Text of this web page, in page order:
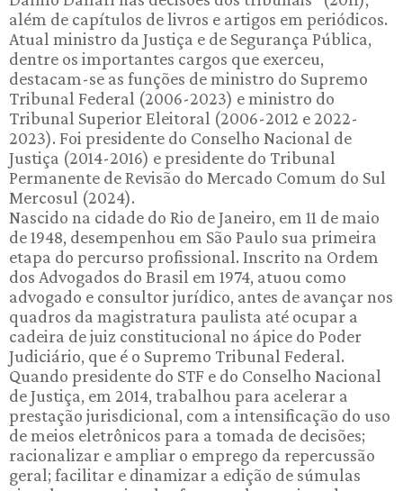
além de capítulos de livros e artigos em periódicos.
Atual ministro da Justiça e de Segurança Pública,
dentre os importantes cargos que exerceu,
destacam-se as funções de ministro do Supremo
Tribunal Federal (2006-2023) e ministro do
Tribunal Superior Eleitoral (2006-2012 e 2022-
2023). Foi presidente do Conselho Nacional de
Justiça (2014-2016) e presidente do Tribunal
Permanente de Revisão do Mercado Comum do Sul
Mercosul (2024).
Nascido na cidade do Rio de Janeiro, em 11 de maio
de 1948, desempenhou em São Paulo sua primeira
etapa do percurso profissional. Inscrito na Ordem
dos Advogados do Brasil em 1974, atuou como
advogado e consultor jurídico, antes de avançar nos
quadros da magistratura paulista até ocupar a
cadeira de juiz constitucional no ápice do Poder
Judiciário, que é o Supremo Tribunal Federal.
Quando presidente do STF e do Conselho Nacional
de Justiça, em 2014, trabalhou para acelerar a
prestação jurisdicional, com a intensificação do uso
de meios eletrônicos para a tomada de decisões;
racionalizar e ampliar o emprego da repercussão
geral; facilitar e dinamizar a edição de súmulas